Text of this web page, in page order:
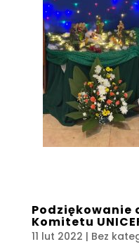
Podziękowanie
Komitetu
11 lut 2022 | Bez